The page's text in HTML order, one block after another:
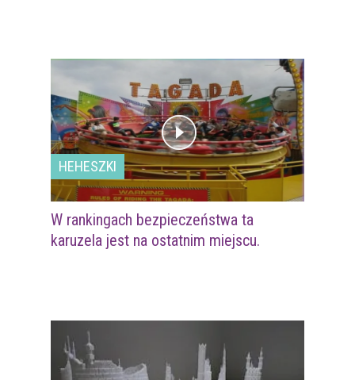
HEHESZKI
W rankingach bezpieczeństwa ta
karuzela jest na ostatnim miejscu.